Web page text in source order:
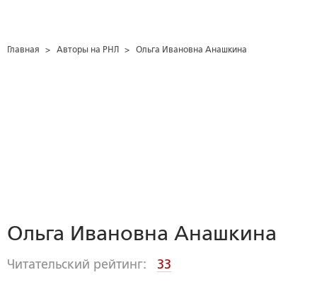
Главная > Авторы на РНЛ > Ольга Ивановна Анашкина
Ольга Ивановна Анашкина
Читательский рейтинг: 33